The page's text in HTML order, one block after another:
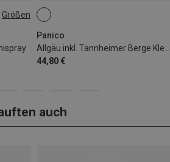
Größen
Panico
44,80 €
auch